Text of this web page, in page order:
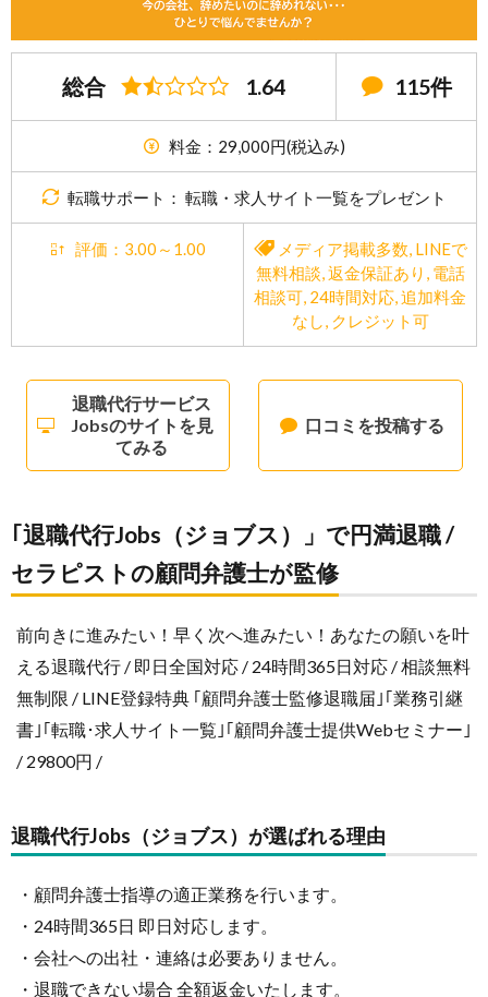
総合 1.64 115件
料金：29,000円(税込み)
転職サポート： 転職・求人サイト一覧をプレゼント
評価：3.00～1.00 メディア掲載多数, LINEで
無料相談,返金保証あり , 電話
相談可, 24時間対応,追加料金
なし, クレジット可
退職代行サービス
Jobsのサイトを見
てみる
口コミを投稿する
｢退職代行Jobs（ジョブス）」で円満退職 /
セラピストの顧問弁護士が監修
前向きに進みたい！早く次へ進みたい！あなたの願いを叶
える退職代行 / 即日全国対応 / 24時間365日対応 / 相談無料
無制限 / LINE登録特典 ｢顧問弁護士監修退職届｣｢業務引継
書｣｢転職･求人サイト一覧｣｢顧問弁護士提供Webセミナー｣
/ 29800円 /
退職代行Jobs（ジョブス）が選ばれる理由
・顧問弁護士指導の適正業務を行います。
・24時間365日 即日対応します。
・会社への出社・連絡は必要ありません。
・退職できない場合 全額返金いたします。